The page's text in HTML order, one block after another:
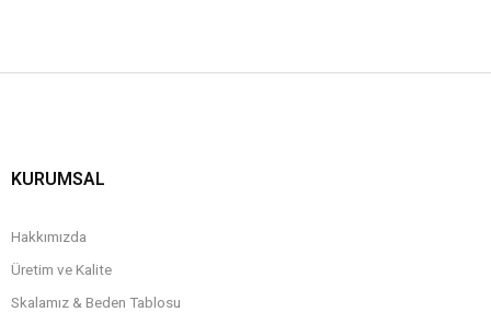
KURUMSAL
Hakkımızda
Üretim ve Kalite
Skalamız & Beden Tablosu